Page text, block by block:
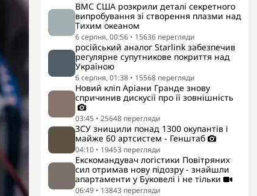
ВМС США розкрили деталі секретного
випробування зі створення плазми над
Тихим океаном
6 серпня, 00:56 • 15636 перегляди
російський аналог Starlink забезпечив
регулярне супутникове покриття над
Україною
6 серпня, 01:38 • 15568 перегляди
Новий кліп Аріани Гранде знову
спричинив дискусії про її зовнішність
03:45 • 25648 перегляди
ЗСУ знищили понад 1300 окупантів і
майже 60 артсистем - Генштаб
04:10 • 19453 перегляди
Екскомандувач логістики Повітряних
сил отримав нову підозру - знайшли
апартаменти у Буковелі і не тільки
06:49 • 13843 перегляди